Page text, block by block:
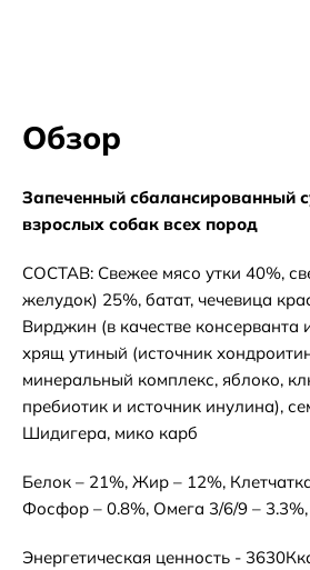
Обзор
Запеченный сбалансированный
взрослых собак всех пород
СОСТАВ: Свежее мясо утки 40%,
желудок) 25%, батат, чечевица
Вирджин (в качестве консерванта
хрящ утиный (источник
минеральный комплекс, яблоко,
пребиотик и источник инулина),
Шидигера, мико карб
Белок – 21%, Жир – 12%,
Фосфор – 0.8%, Омега 3/6/9 –
Энергетическая ценность -